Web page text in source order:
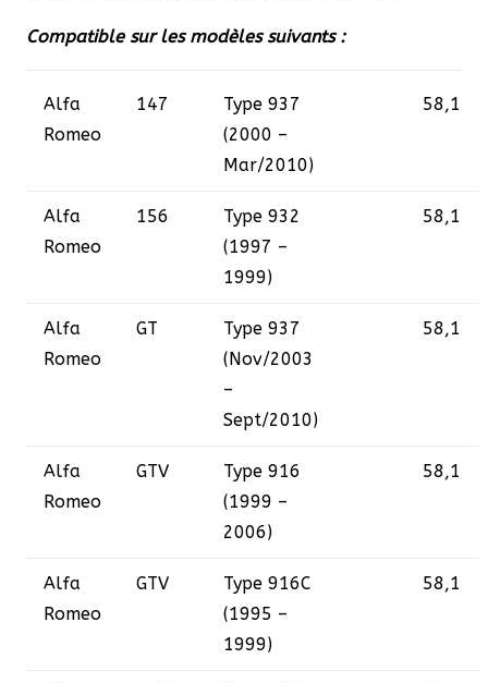
Compatible sur les modèles suivants :
Alfa
Romeo
147
Type 937
(2000 –
Mar/2010)
58,1
Alfa
Romeo
156
Type 932
(1997 –
1999)
58,1
Alfa
Romeo
GT
Type 937
(Nov/2003
–
Sept/2010)
58,1
Alfa
Romeo
GTV
Type 916
(1999 –
2006)
58,1
Alfa
Romeo
GTV
Type 916C
(1995 –
1999)
58,1